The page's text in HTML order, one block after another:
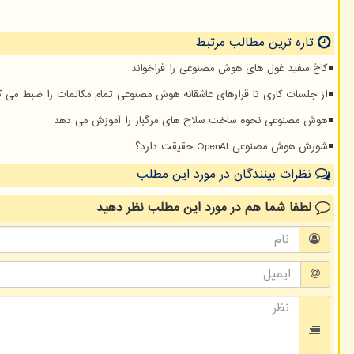
تازه ترین مطالب مرتبط
کاخ سفید غول های هوش مصنوعی را فراخواند
از جلسات کاری تا قرارهای عاشقانه هوش مصنوعی تمام مکالمات را ضبط می
هوش مصنوعی نحوه ساخت سلاح های مرگبار را آموزش می دهد
شورش هوش مصنوعی OpenAI حقیقت دارد؟
نظرات بینندگان در مورد این مطلب
لطفا شما همدر مورد این مطلبنظر دهید